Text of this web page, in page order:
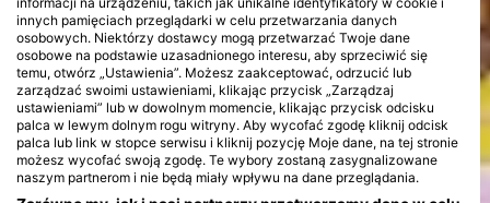
innych pamięciach przeglądarki w celu przetwarzania danych
osobowych. Niektórzy dostawcy mogą przetwarzać Twoje dane
osobowe na podstawie uzasadnionego interesu, aby sprzeciwić się
temu, otwórz „Ustawienia”. Możesz zaakceptować, odrzucić lub
zarządzać swoimi ustawieniami, klikając przycisk „Zarządzaj
ustawieniami” lub w dowolnym momencie, klikając przycisk odcisku
palca w lewym dolnym rogu witryny. Aby wycofać zgodę kliknij odcisk
palca lub link w stopce serwisu i kliknij pozycję Moje dane, na tej stronie
możesz wycofać swoją zgodę. Te wybory zostaną zasygnalizowane
naszym partnerom i nie będą miały wpływu na dane przeglądania.